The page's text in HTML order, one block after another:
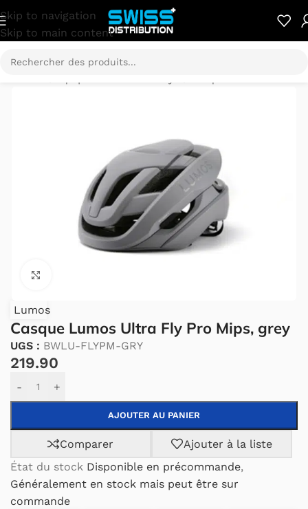
Skip to navigation
Skip to main content
Lumos
Casque Lumos Ultra Fly Pro Mips, grey
UGS : BWLU-FLYPM-GRY
219.90
- +
AJOUTER AU PANIER
Alternative:
Comparer
Ajouter à la liste
État du stock Disponible en précommande,
Généralement en stock mais peut être sur
commande